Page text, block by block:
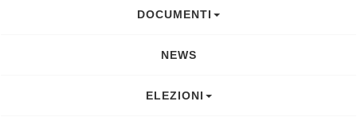
DOCUMENTI
NEWS
ELEZIONI